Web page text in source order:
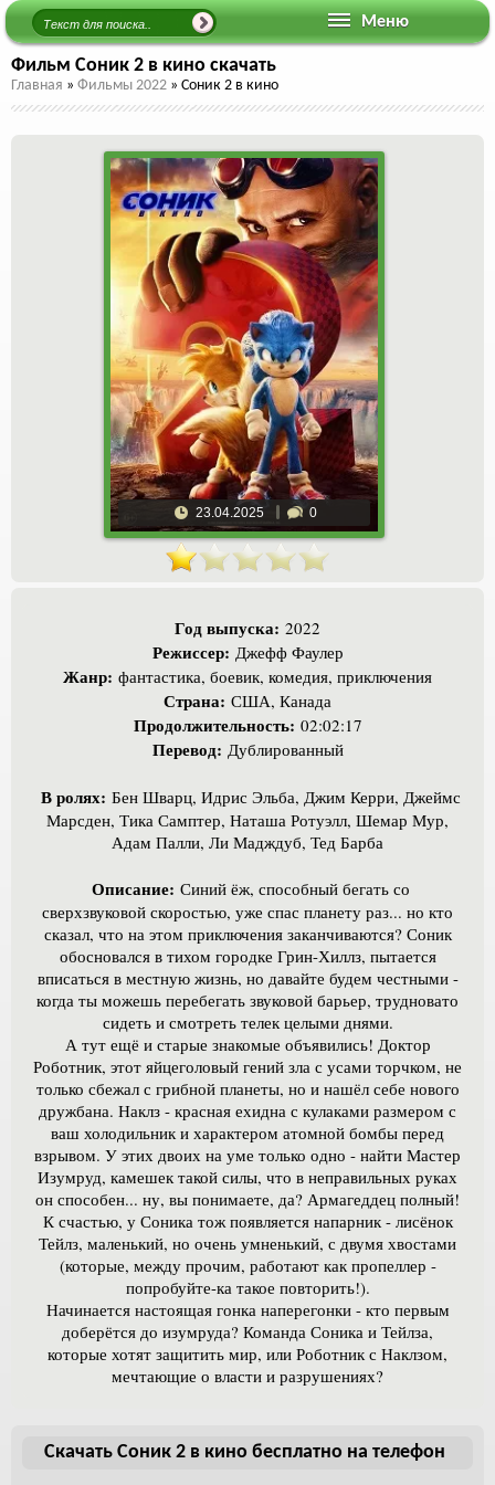
Меню
Фильм Соник 2 в кино скачать
Главная » Фильмы 2022 » Соник 2 в кино
23.04.2025 0
Год выпуска: 2022
Режиссер: Джефф Фаулер
Жанр: фантастика, боевик, комедия, приключения
Страна: США, Канада
Продолжительность: 02:02:17
Перевод: Дублированный
В ролях: Бен Шварц, Идрис Эльба, Джим Керри, Джеймс
Марсден, Тика Самптер, Наташа Ротуэлл, Шемар Мур,
Адам Палли, Ли Мадждуб, Тед Барба
Описание: Синий ёж, способный бегать со
сверхзвуковой скоростью, уже спас планету раз... но кто
сказал, что на этом приключения заканчиваются? Соник
обосновался в тихом городке Грин-Хиллз, пытается
вписаться в местную жизнь, но давайте будем честными -
когда ты можешь перебегать звуковой барьер, трудновато
сидеть и смотреть телек целыми днями.
А тут ещё и старые знакомые объявились! Доктор
Роботник, этот яйцеголовый гений зла с усами торчком, не
только сбежал с грибной планеты, но и нашёл себе нового
дружбана. Наклз - красная ехидна с кулаками размером с
ваш холодильник и характером атомной бомбы перед
взрывом. У этих двоих на уме только одно - найти Мастер
Изумруд, камешек такой силы, что в неправильных руках
он способен... ну, вы понимаете, да? Армагеддец полный!
К счастью, у Соника тож появляется напарник - лисёнок
Тейлз, маленький, но очень умненький, с двумя хвостами
(которые, между прочим, работают как пропеллер -
попробуйте-ка такое повторить!).
Начинается настоящая гонка наперегонки - кто первым
доберётся до изумруда? Команда Соника и Тейлза,
которые хотят защитить мир, или Роботник с Наклзом,
мечтающие о власти и разрушениях?
Скачать Соник 2 в кино бесплатно на телефон